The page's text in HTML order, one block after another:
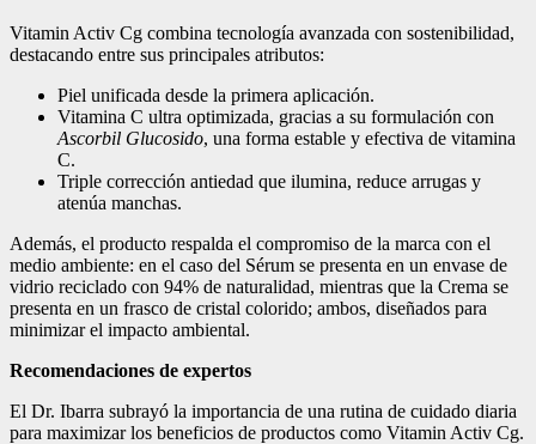
Vitamin Activ Cg combina tecnología avanzada con sostenibilidad,
destacando entre sus principales atributos:
Piel unificada desde la primera aplicación.
Vitamina C ultra optimizada, gracias a su formulación con
Ascorbil Glucosido, una forma estable y efectiva de vitamina
C.
Triple corrección antiedad que ilumina, reduce arrugas y
atenúa manchas.
Además, el producto respalda el compromiso de la marca con el
medio ambiente: en el caso del Sérum se presenta en un envase de
vidrio reciclado con 94% de naturalidad, mientras que la Crema se
presenta en un frasco de cristal colorido; ambos, diseñados para
minimizar el impacto ambiental.
Recomendaciones de expertos
El Dr. Ibarra subrayó la importancia de una rutina de cuidado diaria
para maximizar los beneficios de productos como Vitamin Activ Cg.